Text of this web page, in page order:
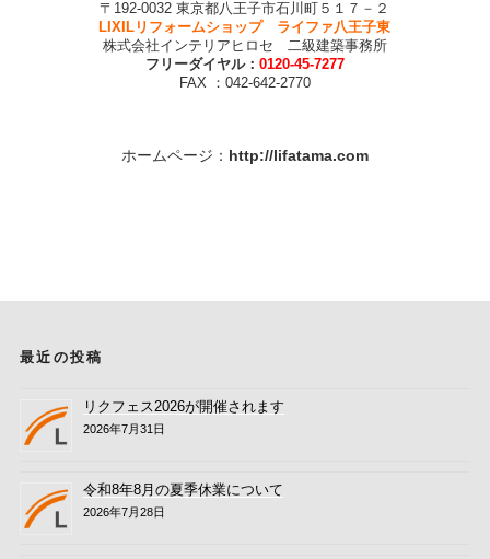
〒192-0032 東京都八王子市石川町５１７－２
LIXILリフォームショップ ライファ八王子東
株式会社インテリアヒロセ 二級建築事務所
フリーダイヤル： 0120-45-7277
FAX ：042-642-2770
ホームページ： http://lifatama.com
最近の投稿
リクフェス2026が開催されます
2026年7月31日
令和8年8月の夏季休業について
2026年7月28日